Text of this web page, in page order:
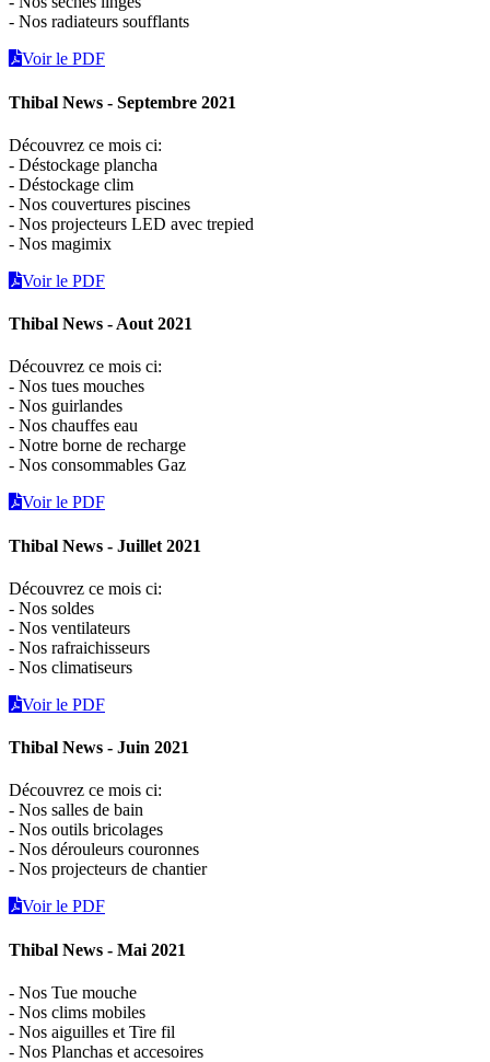
- Nos radiateurs soufflants
Voir le PDF
Thibal News - Septembre 2021
Découvrez ce mois ci:
- Déstockage plancha
- Déstockage clim
- Nos couvertures piscines
- Nos projecteurs LED avec trepied
- Nos magimix
Voir le PDF
Thibal News - Aout 2021
Découvrez ce mois ci:
- Nos tues mouches
- Nos guirlandes
- Nos chauffes eau
- Notre borne de recharge
- Nos consommables Gaz
Voir le PDF
Thibal News - Juillet 2021
Découvrez ce mois ci:
- Nos soldes
- Nos ventilateurs
- Nos rafraichisseurs
- Nos climatiseurs
Voir le PDF
Thibal News - Juin 2021
Découvrez ce mois ci:
- Nos salles de bain
- Nos outils bricolages
- Nos dérouleurs couronnes
- Nos projecteurs de chantier
Voir le PDF
Thibal News - Mai 2021
- Nos Tue mouche
- Nos clims mobiles
- Nos aiguilles et Tire fil
- Nos Planchas et accesoires